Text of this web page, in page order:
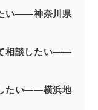
い――神奈川県
相談したい――
たい――横浜地